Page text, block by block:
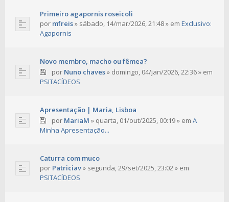
Primeiro agapornis roseicoli
por mfreis» sábado, 14/mar/2026, 21:48» em Exclusivo:
Agapornis
Novo membro, macho ou fêmea?
por Nuno chaves» domingo, 04/jan/2026, 22:36» em
PSITACÍDEOS
Apresentação | Maria, Lisboa
por MariaM » quarta, 01/out/2025, 00:19» em A
Minha Apresentação...
Caturra com muco
por Patriciav» segunda, 29/set/2025, 23:02» em
PSITACÍDEOS